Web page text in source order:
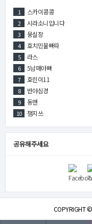
1 스카이콩콩
2 시라소니입니다
3 뭉실장
4 호치민물빠따
5 라스
6 5남매아빠
7 호린이11
8 반야심경
9 동맨
10 잼지쓰
공유해주세요
COPYRIGHT